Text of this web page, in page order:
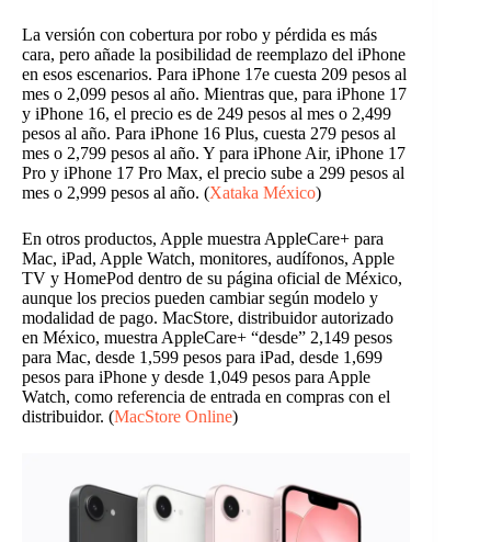
La versión con cobertura por robo y pérdida es más
cara, pero añade la posibilidad de reemplazo del iPhone
en esos escenarios. Para iPhone 17e cuesta 209 pesos al
mes o 2,099 pesos al año. Mientras que, para iPhone 17
y iPhone 16, el precio es de 249 pesos al mes o 2,499
pesos al año. Para iPhone 16 Plus, cuesta 279 pesos al
mes o 2,799 pesos al año. Y para iPhone Air, iPhone 17
Pro y iPhone 17 Pro Max, el precio sube a 299 pesos al
mes o 2,999 pesos al año. (Xataka México)
En otros productos, Apple muestra AppleCare+ para
Mac, iPad, Apple Watch, monitores, audífonos, Apple
TV y HomePod dentro de su página oficial de México,
aunque los precios pueden cambiar según modelo y
modalidad de pago. MacStore, distribuidor autorizado
en México, muestra AppleCare+ “desde” 2,149 pesos
para Mac, desde 1,599 pesos para iPad, desde 1,699
pesos para iPhone y desde 1,049 pesos para Apple
Watch, como referencia de entrada en compras con el
distribuidor. (MacStore Online)